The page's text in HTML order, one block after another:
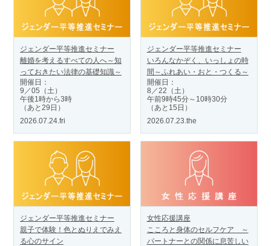
ジェンダー平等推進セミナー
離婚を考えるすべての人へ～知
っておきたい法律の基礎知識～
開催日：
9／05（土）
午後1時から3時
（あと29日）
2026.07.24.fri
ジェンダー平等推進セミナー
いろんなかぞく、いっしょの時
間～ふれあい・おと・つくる～
開催日：
8／22（土）
午前9時45分～10時30分
（あと15日）
2026.07.23.the
ジェンダー平等推進セミナー
親子で体験！色とぬりえでみえ
る心のサイン
女性応援講座
こころと身体のセルフケア ～
パートナーとの関係に息苦しい